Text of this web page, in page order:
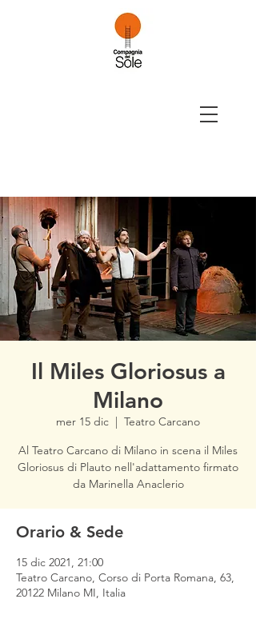
Il Miles Gloriosus a
Milano
mer 15 dic
  |
Teatro Carcano
Al Teatro Carcano di Milano in scena il Miles
Gloriosus di Plauto nell'adattamento firmato
da Marinella Anaclerio
Orario & Sede
15 dic 2021, 21:00
Teatro Carcano, Corso di Porta Romana, 63,
20122 Milano MI, Italia